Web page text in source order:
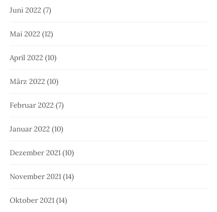
Juni 2022 (7)
Mai 2022 (12)
April 2022 (10)
März 2022 (10)
Februar 2022 (7)
Januar 2022 (10)
Dezember 2021 (10)
November 2021 (14)
Oktober 2021 (14)